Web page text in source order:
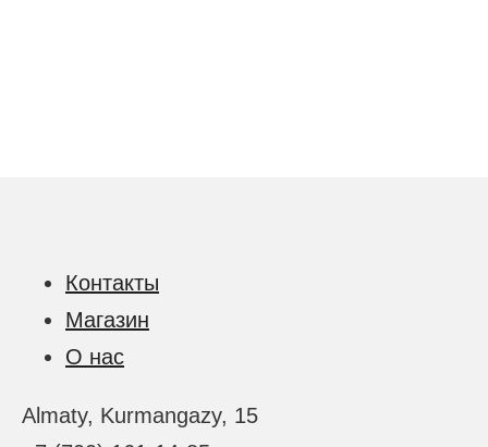
Контакты
Магазин
О нас
Almaty, Kurmangazy, 15